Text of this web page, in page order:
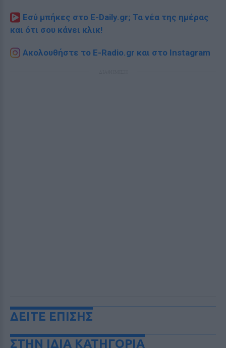
Εσύ μπήκες στο E-Daily.gr; Τα νέα της ημέρας
και ότι σου κάνει κλικ!
Ακολουθήστε το E-Radio.gr και στο Instagram
ΔΕΙΤΕ ΕΠΙΣΗΣ
ΣΤΗΝ ΙΔΙΑ ΚΑΤΗΓΟΡΙΑ